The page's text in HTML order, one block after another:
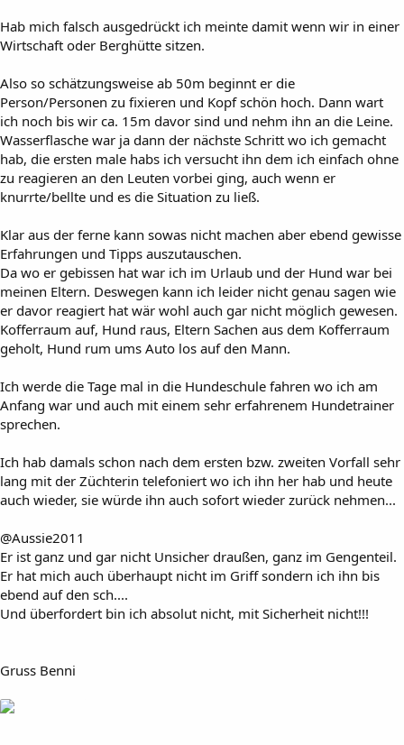
Hab mich falsch ausgedrückt ich meinte damit wenn wir in einer
Wirtschaft oder Berghütte sitzen.
Also so schätzungsweise ab 50m beginnt er die
Person/Personen zu fixieren und Kopf schön hoch. Dann wart
ich noch bis wir ca. 15m davor sind und nehm ihn an die Leine.
Wasserflasche war ja dann der nächste Schritt wo ich gemacht
hab, die ersten male habs ich versucht ihn dem ich einfach ohne
zu reagieren an den Leuten vorbei ging, auch wenn er
knurrte/bellte und es die Situation zu ließ.
Klar aus der ferne kann sowas nicht machen aber ebend gewisse
Erfahrungen und Tipps auszutauschen.
Da wo er gebissen hat war ich im Urlaub und der Hund war bei
meinen Eltern. Deswegen kann ich leider nicht genau sagen wie
er davor reagiert hat wär wohl auch gar nicht möglich gewesen.
Kofferraum auf, Hund raus, Eltern Sachen aus dem Kofferraum
geholt, Hund rum ums Auto los auf den Mann.
Ich werde die Tage mal in die Hundeschule fahren wo ich am
Anfang war und auch mit einem sehr erfahrenem Hundetrainer
sprechen.
Ich hab damals schon nach dem ersten bzw. zweiten Vorfall sehr
lang mit der Züchterin telefoniert wo ich ihn her hab und heute
auch wieder, sie würde ihn auch sofort wieder zurück nehmen...
@Aussie2011
Er ist ganz und gar nicht Unsicher draußen, ganz im Gengenteil.
Er hat mich auch überhaupt nicht im Griff sondern ich ihn bis
ebend auf den sch....
Und überfordert bin ich absolut nicht, mit Sicherheit nicht!!!
Gruss Benni